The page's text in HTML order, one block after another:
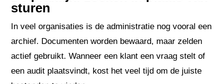
sturen
In veel organisaties is de administratie nog vooral een
archief. Documenten worden bewaard, maar zelden
actief gebruikt. Wanneer een klant een vraag stelt of
een audit plaatsvindt, kost het veel tijd om de juiste